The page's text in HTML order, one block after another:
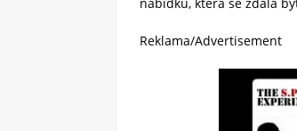
Reklama/Advertisement